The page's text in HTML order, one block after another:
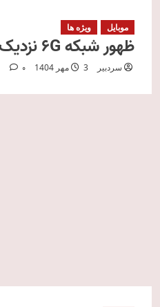
موبایل ویژه ها
ظهور شبکه ۶G نزدیک است
سردبیر 3 مهر 1404 0